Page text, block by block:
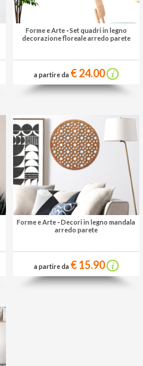
Forme e Arte -Set quadri in legno
decorazione floreale arredo parete
a partire da € 24.00
Forme e Arte -Decori in legno mandala
arredo parete
a partire da € 15.90